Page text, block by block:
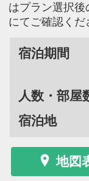
はプラン選択
にてご確認くだ
宿泊期間
人数・部屋
宿泊地
地図